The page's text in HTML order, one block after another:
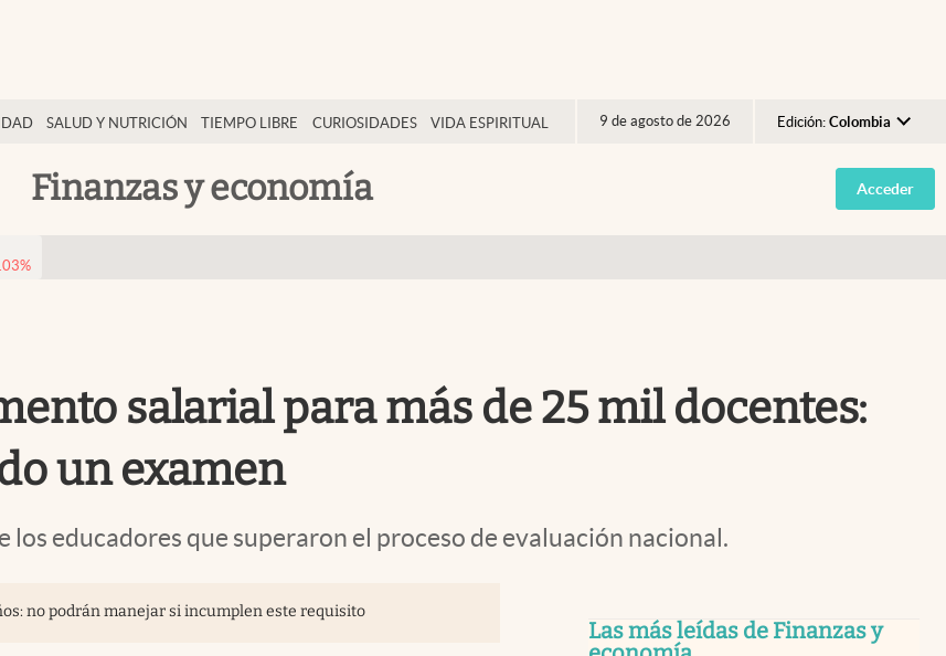
SALUD Y NUTRICIÓN TIEMPO LIBRE CURIOSIDADES VIDA ESPIRITUAL 9 de agosto de 2026 Edición: Colombia
Argentina
España
Finanzas y economía Acceder
%
salarial para más de 25 mil docentes:
un examen
educadores que superaron el proceso de evaluación nacional.
no podrán manejar si incumplen este requisito
Las más leídas de Finanzas y